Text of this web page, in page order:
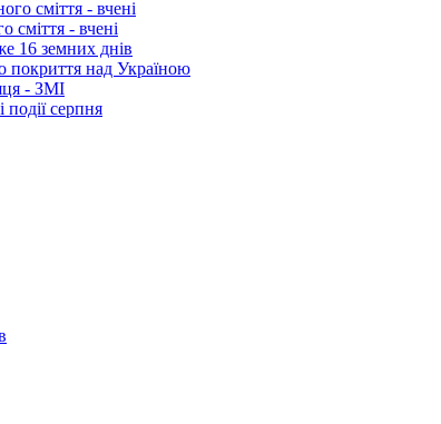
сміття - вчені
16 земних днів
покриття над Україною
- ЗМІ
події серпня